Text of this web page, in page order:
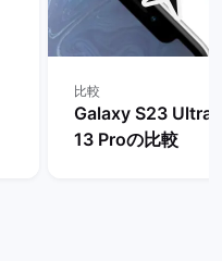
比較
Galaxy S23 Ultra
13 Proの比較